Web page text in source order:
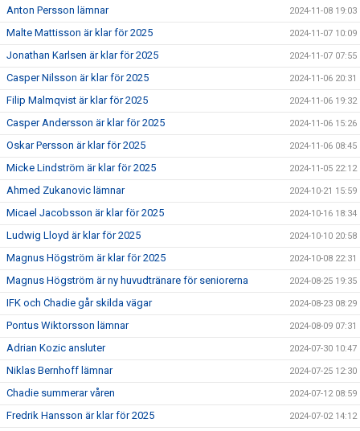
Anton Persson lämnar 2024-11-08 19:03
Malte Mattisson är klar för 2025 2024-11-07 10:09
Jonathan Karlsen är klar för 2025 2024-11-07 07:55
Casper Nilsson är klar för 2025 2024-11-06 20:31
Filip Malmqvist är klar för 2025 2024-11-06 19:32
Casper Andersson är klar för 2025 2024-11-06 15:26
Oskar Persson är klar för 2025 2024-11-06 08:45
Micke Lindström är klar för 2025 2024-11-05 22:12
Ahmed Zukanovic lämnar 2024-10-21 15:59
Micael Jacobsson är klar för 2025 2024-10-16 18:34
Ludwig Lloyd är klar för 2025 2024-10-10 20:58
Magnus Högström är klar för 2025 2024-10-08 22:31
Magnus Högström är ny huvudtränare för seniorerna 2024-08-25 19:35
IFK och Chadie går skilda vägar 2024-08-23 08:29
Pontus Wiktorsson lämnar 2024-08-09 07:31
Adrian Kozic ansluter 2024-07-30 10:47
Niklas Bernhoff lämnar 2024-07-25 12:30
Chadie summerar våren 2024-07-12 08:59
Fredrik Hansson är klar för 2025 2024-07-02 14:12